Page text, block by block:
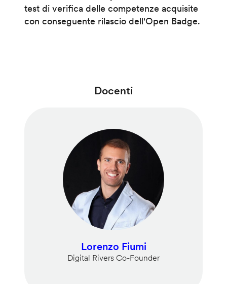
test di verifica delle competenze acquisite
con conseguente rilascio dell'Open Badge.
Docenti
Lorenzo Fiumi
Digital Rivers Co-Founder